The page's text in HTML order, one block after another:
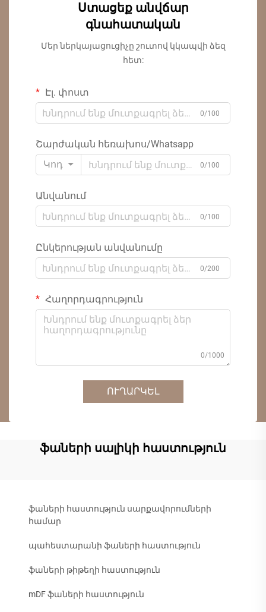
Ստացեք անվճար
գնահատական
Մեր ներկայացուցիչը շուտով կկապվի ձեզ
հետ:
Էլ. փոստ
0/100
Շարժական հեռախոս/Whatsapp
Կոդ
0/100
Անվանում
0/100
Ընկերության անվանումը
0/200
Հաղորդագրություն
0/1000
ՈՒՂԱՐԿԵԼ
ֆաների սալիկի հաստություն
ֆաների հաստություն սարքավորումների
համար
պահեստարանի ֆաների հաստություն
ֆաների թիթեղի հաստություն
mDF ֆաների հաստություն